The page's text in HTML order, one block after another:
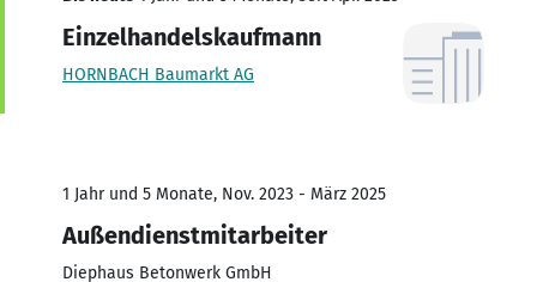
Einzelhandelskaufmann
HORNBACH Baumarkt AG
1 Jahr und 5 Monate, Nov. 2023 - März 2025
Außendienstmitarbeiter
Diephaus Betonwerk GmbH